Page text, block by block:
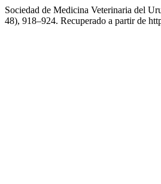
Sociedad de Medicina Veterinaria del
48), 918–924. Recuperado a partir de